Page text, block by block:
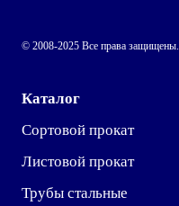
© 2008-2025 Все права защищены.
Каталог
Сортовой прокат
Листовой прокат
Трубы стальные